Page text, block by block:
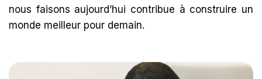
nous faisons aujourd’hui contribue à construire un
monde meilleur pour demain.